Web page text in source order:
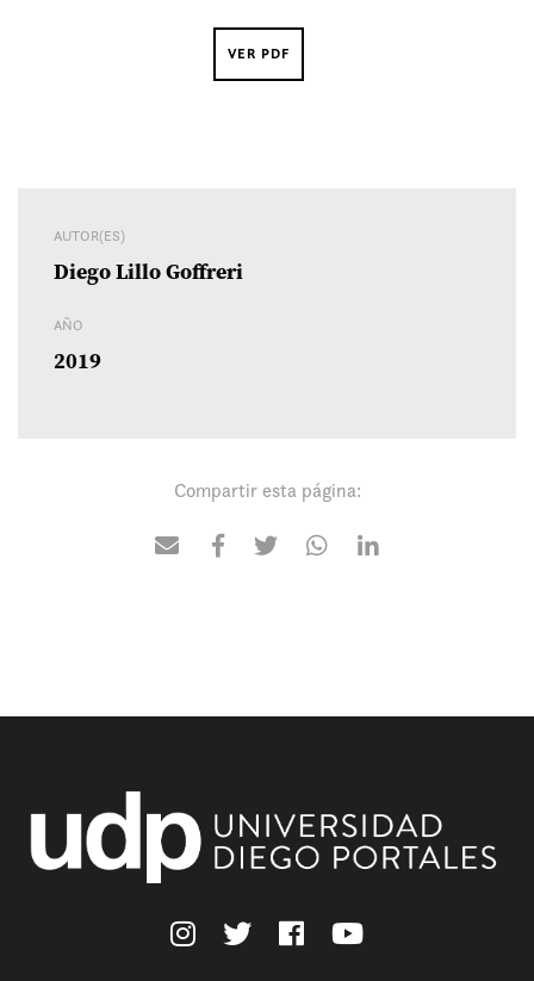
VER PDF
AUTOR(ES)
Diego Lillo Goffreri
AÑO
2019
Compartir esta página: